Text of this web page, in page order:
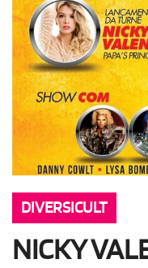
DIVERSICULT
NICKY